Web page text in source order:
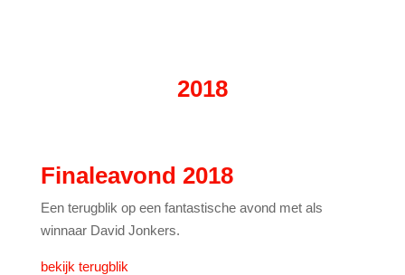
2018
Finaleavond 2018
Een terugblik op een fantastische avond met als
winnaar David Jonkers.
bekijk terugblik